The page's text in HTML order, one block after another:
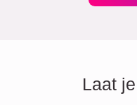
Laat